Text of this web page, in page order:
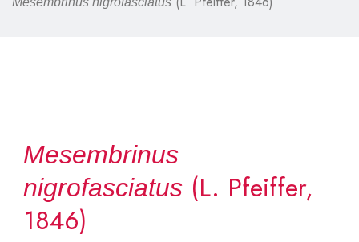
Mesembrinus
nigrofasciatus(L. Pfeiffer,
1846)